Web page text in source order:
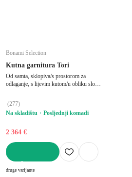
Bonami Selection
Kutna garnitura Tori
Od samta, sklopiva/s prostorom za
odlaganje, s lijevim kutom/u obliku slova
dubina sjedala 60 cm
(277)
Na skladištu
Posljednji komadi
2 364 €
druge varijante